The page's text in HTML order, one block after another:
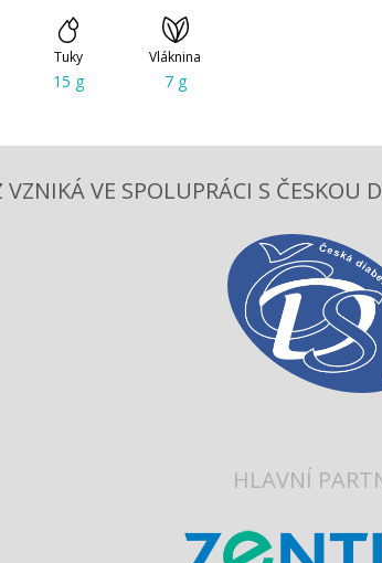
Tuky
15 g
Vláknina
7 g
VZNIKÁ VE SPOLUPRÁCI S ČESKOU
HLAVNÍ